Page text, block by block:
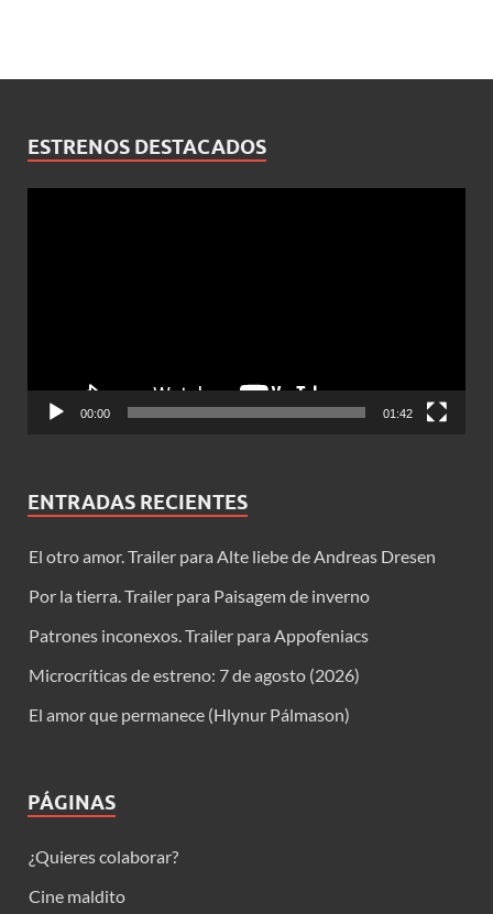
ESTRENOS DESTACADOS
00:00 01:42
ENTRADAS RECIENTES
El otro amor. Trailer para Alte liebe de Andreas Dresen
Por la tierra. Trailer para Paisagem de inverno
Patrones inconexos. Trailer para Appofeniacs
Microcríticas de estreno: 7 de agosto (2026)
El amor que permanece (Hlynur Pálmason)
PÁGINAS
¿Quieres colaborar?
Cine maldito